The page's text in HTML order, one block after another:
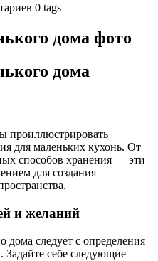
0 tags
дома фото
дома
проиллюстрировать
для маленьких кухонь. От
способов хранения — эти
для создания
и желаний
дома следует с определения
себе следующие